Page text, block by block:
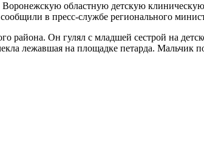
Воронежскую областную детскую
в пресс-службе регионального
района. Он гулял с младшей сестрой на
лежавшая на площадке петарда. Мальчик